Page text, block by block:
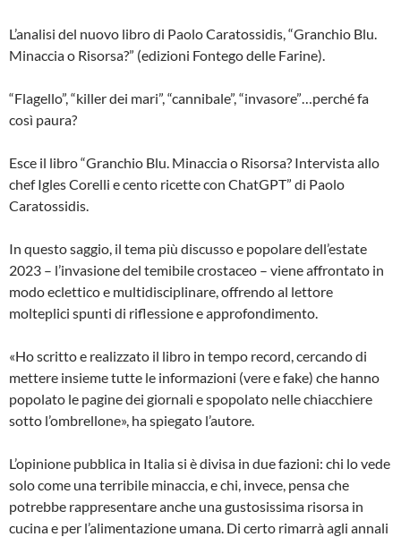
L’analisi del nuovo libro di Paolo Caratossidis, “Granchio Blu.
Minaccia o Risorsa?” (edizioni Fontego delle Farine).
“Flagello”, “killer dei mari”, “cannibale”, “invasore”…perché fa
così paura?
Esce il libro “Granchio Blu. Minaccia o Risorsa? Intervista allo
chef Igles Corelli e cento ricette con ChatGPT” di Paolo
Caratossidis.
In questo saggio, il tema più discusso e popolare dell’estate
2023 – l’invasione del temibile crostaceo – viene affrontato in
modo eclettico e multidisciplinare, offrendo al lettore
molteplici spunti di riflessione e approfondimento.
«Ho scritto e realizzato il libro in tempo record, cercando di
mettere insieme tutte le informazioni (vere e fake) che hanno
popolato le pagine dei giornali e spopolato nelle chiacchiere
sotto l’ombrellone», ha spiegato l’autore.
L’opinione pubblica in Italia si è divisa in due fazioni: chi lo vede
solo come una terribile minaccia, e chi, invece, pensa che
potrebbe rappresentare anche una gustosissima risorsa in
cucina e per l’alimentazione umana. Di certo rimarrà agli annali